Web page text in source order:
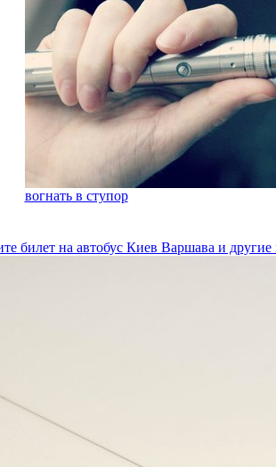
вогнать в ступор
билет на автобус Киев Варшава и